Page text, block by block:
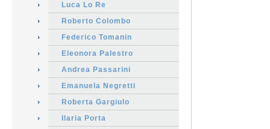
Luca Lo Re
Roberto Colombo
Federico Tomanin
Eleonora Palestro
Andrea Passarini
Emanuela Negretti
Roberta Gargiulo
Ilaria Porta